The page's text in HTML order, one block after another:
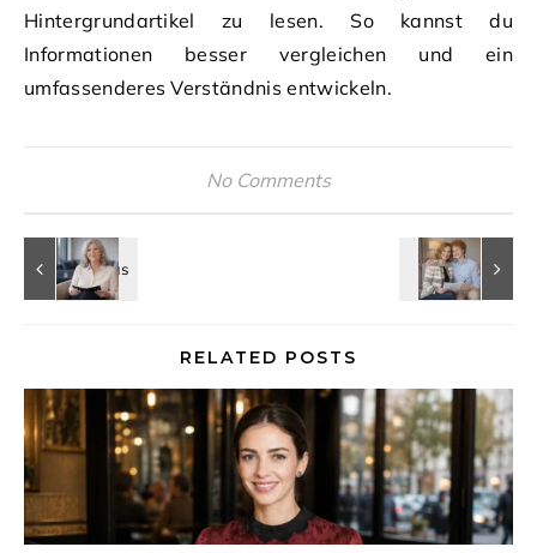
Hintergrundartikel zu lesen. So kannst du
Informationen besser vergleichen und ein
umfassenderes Verständnis entwickeln.
No Comments
RELATED POSTS